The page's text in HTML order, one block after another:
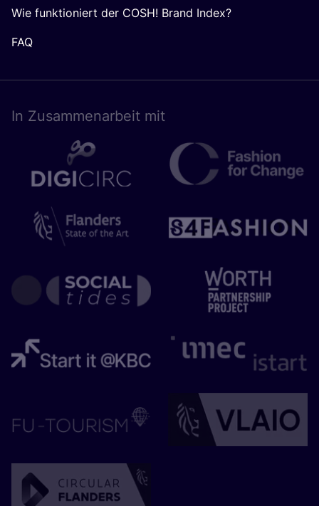
Wie funktioniert der COSH! Brand Index?
FAQ
In Zusam­men­ar­beit mit